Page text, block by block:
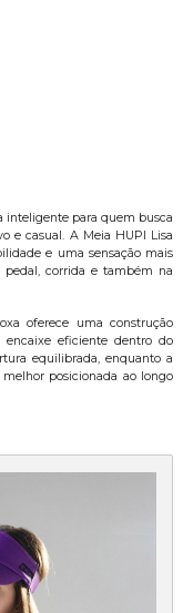
inteligente para quem busca
e casual. A Meia HUPI Lisa
e uma sensação mais
corrida e também na
oferece uma construção
eficiente dentro do
equilibrada, enquanto a
posicionada ao longo